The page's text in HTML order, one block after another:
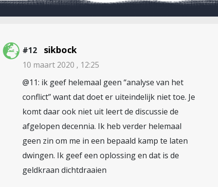
#12 sikbock
10 maart 2020 , 12:25
@11: ik geef helemaal geen “analyse van het
conflict” want dat doet er uiteindelijk niet toe. Je
komt daar ook niet uit leert de discussie de
afgelopen decennia. Ik heb verder helemaal
geen zin om me in een bepaald kamp te laten
dwingen. Ik geef een oplossing en dat is de
geldkraan dichtdraaien